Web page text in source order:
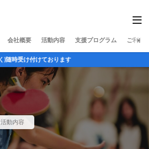
会社概要 活動内容 支援プログラム ご利用
活動内容